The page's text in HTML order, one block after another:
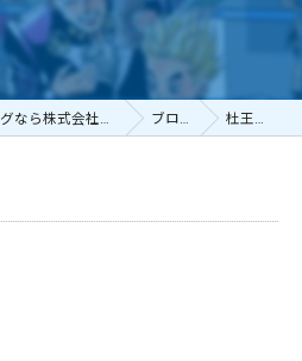
仙台のエアコンクリーニングなら株式会社大幸社 ブログ 杜王町。